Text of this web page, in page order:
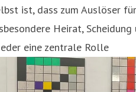
ist, dass zum Auslöser
Heirat,
eine zentrale Rolle